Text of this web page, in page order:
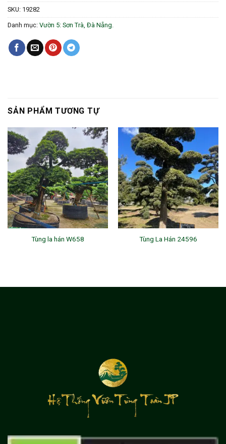
SKU: 19282
Danh mục: Vườn 5: Sơn Trà, Đà Nẵng.
SẢN PHẨM TƯƠNG TỰ
Tùng la hán W658 Tùng La Hán 24596